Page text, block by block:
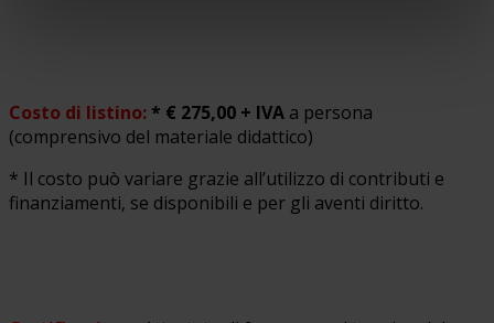
Costo di listino:* € 275,00 + IVA a persona
(comprensivo del materiale didattico)
* Il costo può variare grazie all’utilizzo di contributi e
finanziamenti, se disponibili e per gli aventi diritto.